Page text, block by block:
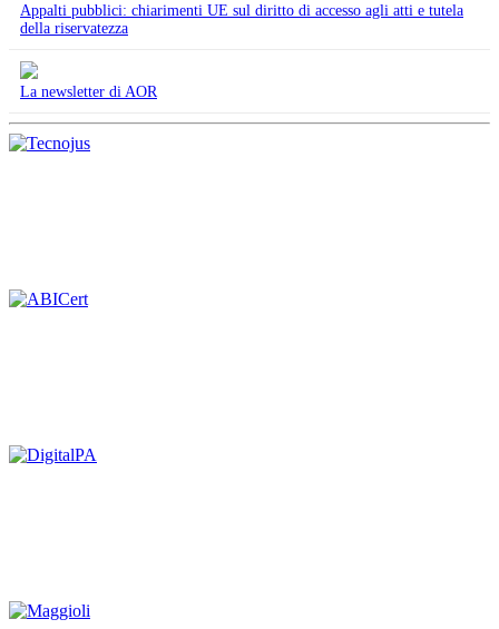
Appalti pubblici: chiarimenti UE sul diritto di accesso agli atti e tutela
della riservatezza
La newsletter di AOR